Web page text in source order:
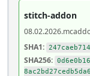
stitch-addon
08.02.2026
SHA1:
SHA256: